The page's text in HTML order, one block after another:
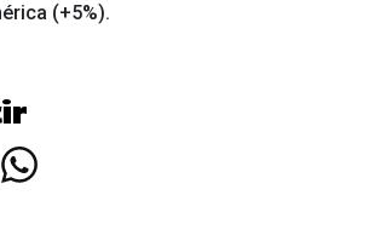
(+5%).
WhatsApp